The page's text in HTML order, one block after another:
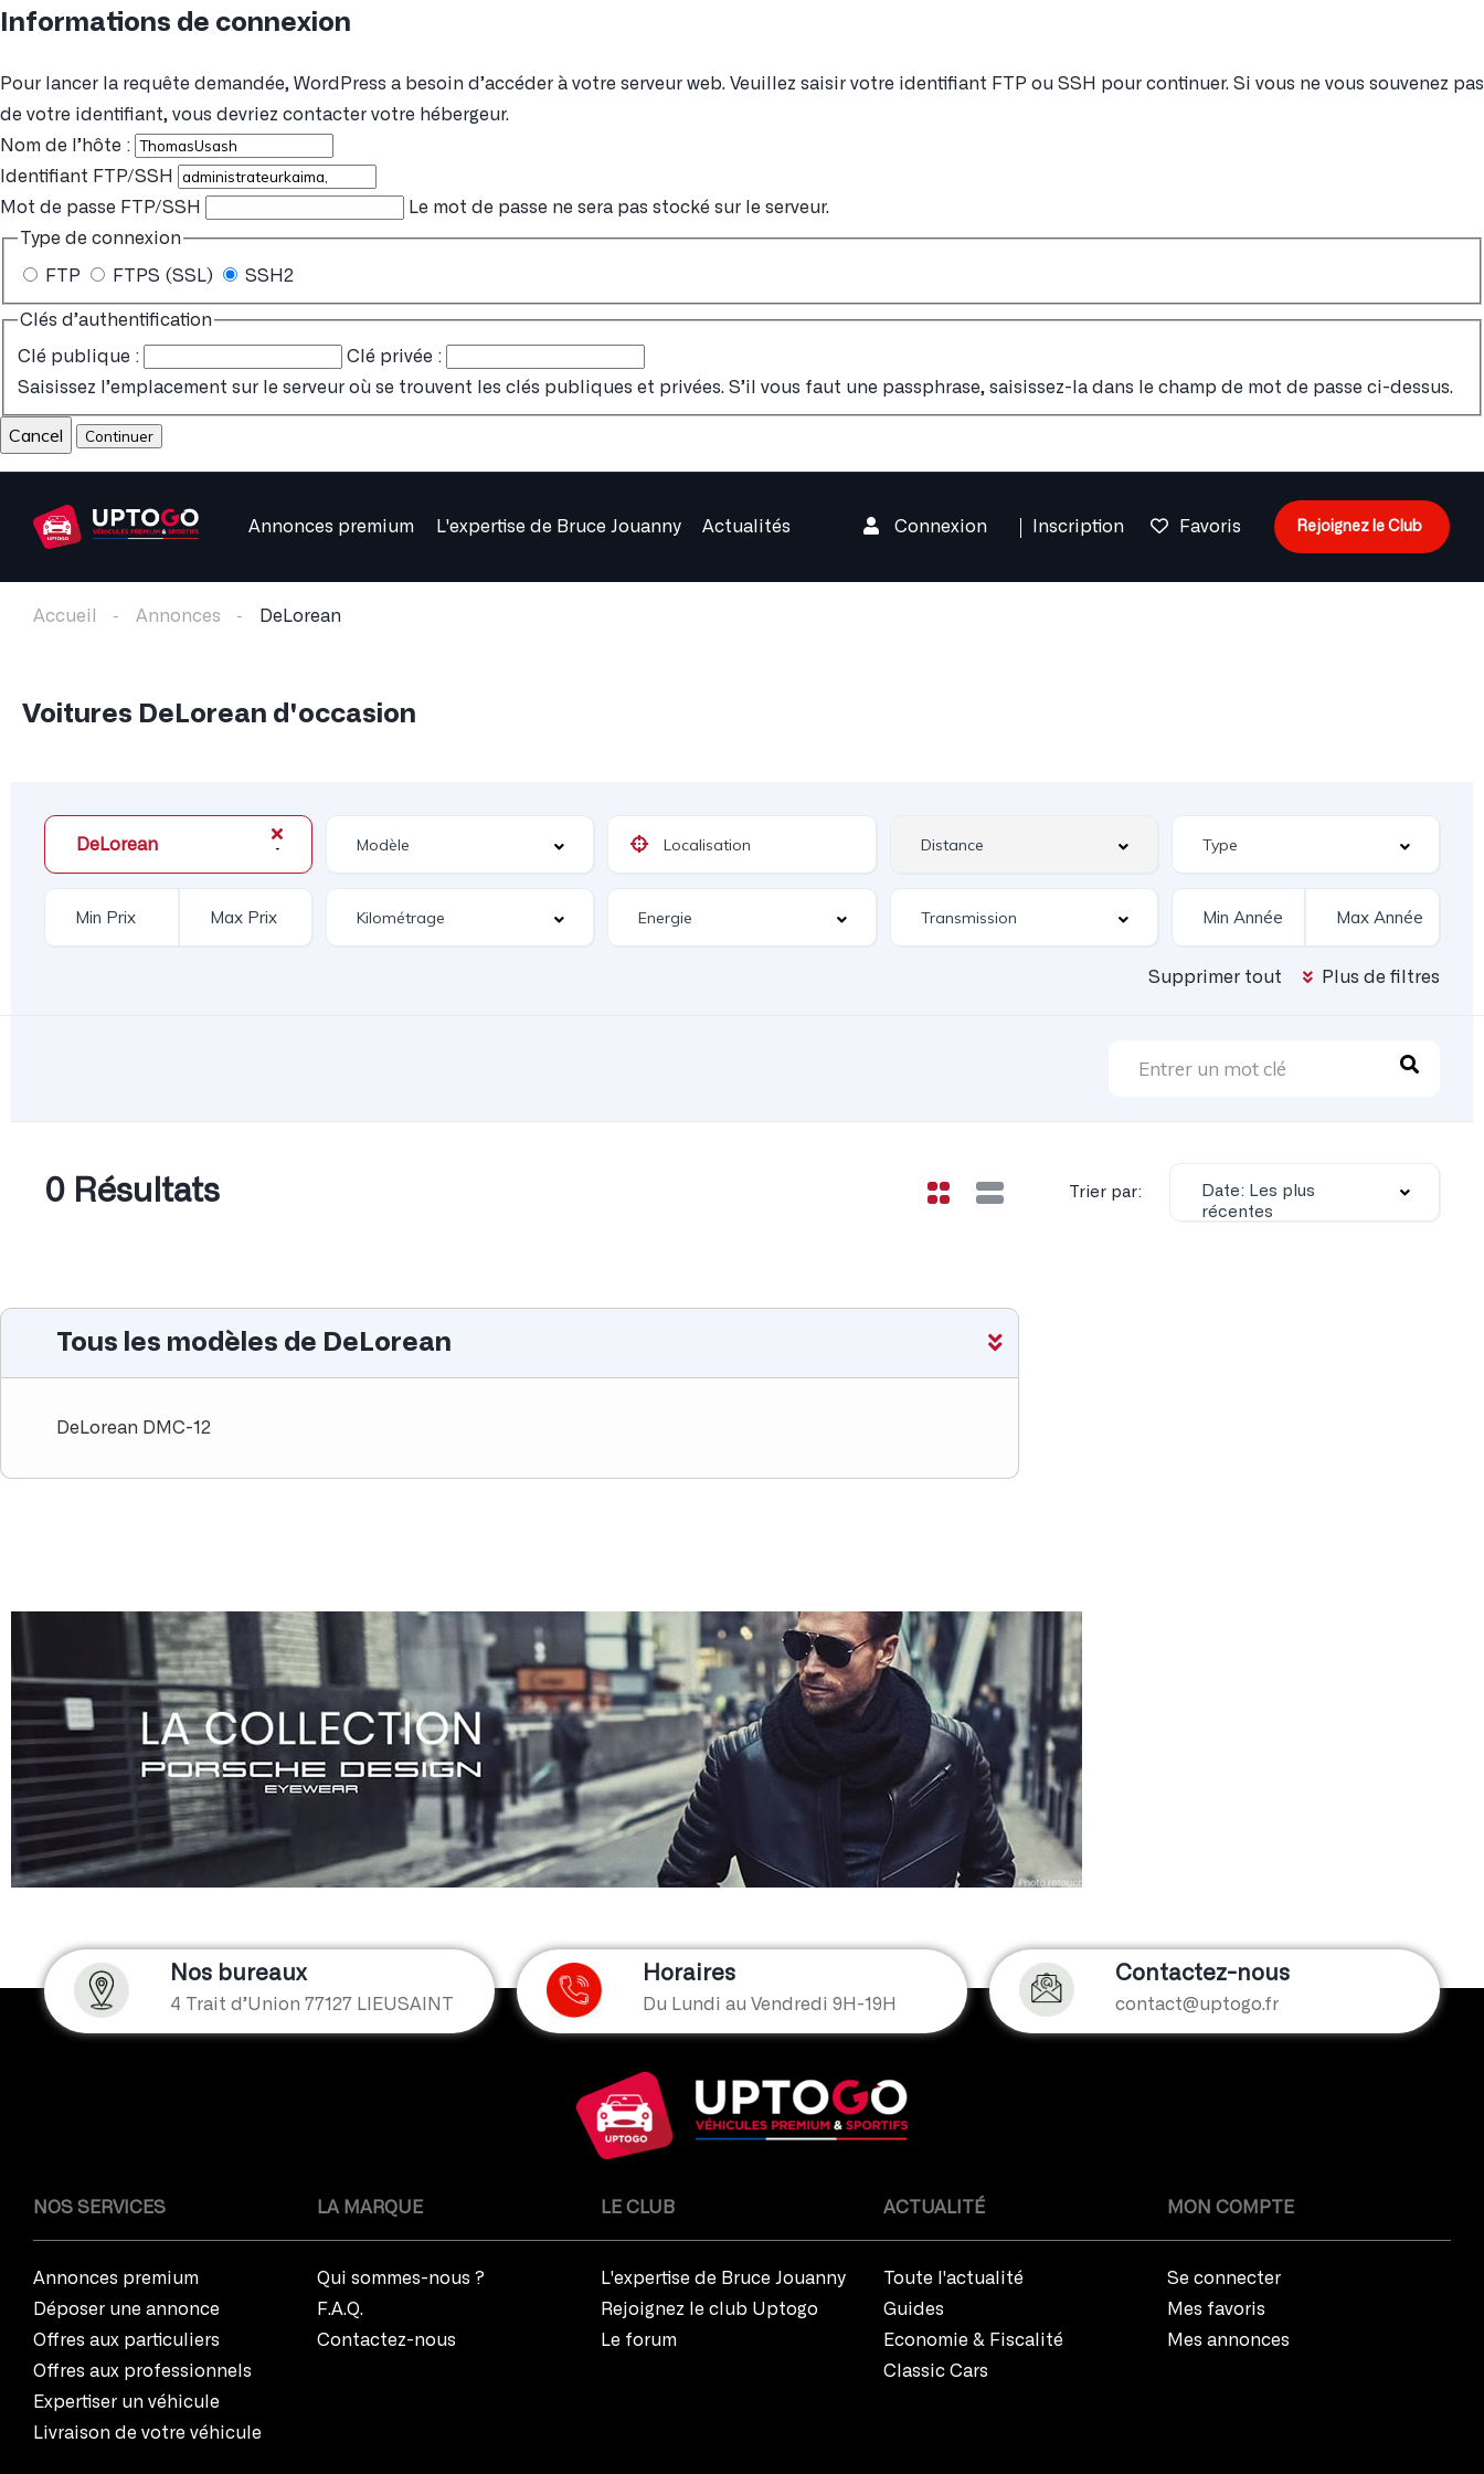
Informations de connexion
Pour lancer la requête demandée, WordPress a besoin d’accéder à votre serveur web. Veuillez saisir votre identifiant FTP ou SSH pour continuer. Si vous ne vous souvenez pas
de votre identifiant, vous devriez contacter votre hébergeur.
Nom de l’hôte :
Identifiant FTP/SSH
Mot de passe FTP/SSH
Le mot de passe ne sera pas stocké sur le serveur.
Type de connexion
FTP FTPS (SSL) SSH2
Clés d’authentification
Clé publique :
Clé privée :
Saisissez l’emplacement sur le serveur où se trouvent les clés publiques et privées. S’il vous faut une passphrase, saisissez-la dans le champ de mot de passe ci-dessus.
Cancel
Annonces premium L'expertise de Bruce Jouanny Actualités Connexion Inscription Favoris Rejoignez le Club
Accueil Annonces DeLorean
Voitures DeLorean d'occasion
DeLorean
Supprimer tout Plus de filtres
0 Résultats Trier par:
Date: Les plus
récentes
Tous les modèles de DeLorean
DeLorean DMC-12
Nos bureaux
4 Trait d’Union 77127 LIEUSAINT
Horaires
Du Lundi au Vendredi 9H-19H
Contactez-nous
contact@uptogo.fr
NOS SERVICES
Annonces premium
Déposer une annonce
Offres aux particuliers
Offres aux professionnels
Expertiser un véhicule
Livraison de votre véhicule
LA MARQUE
Qui sommes-nous ?
F.A.Q.
Contactez-nous
LE CLUB
L'expertise de Bruce Jouanny
Rejoignez le club Uptogo
Le forum
ACTUALITÉ
Toute l'actualité
Guides
Economie & Fiscalité
Classic Cars
MON COMPTE
Se connecter
Mes favoris
Mes annonces